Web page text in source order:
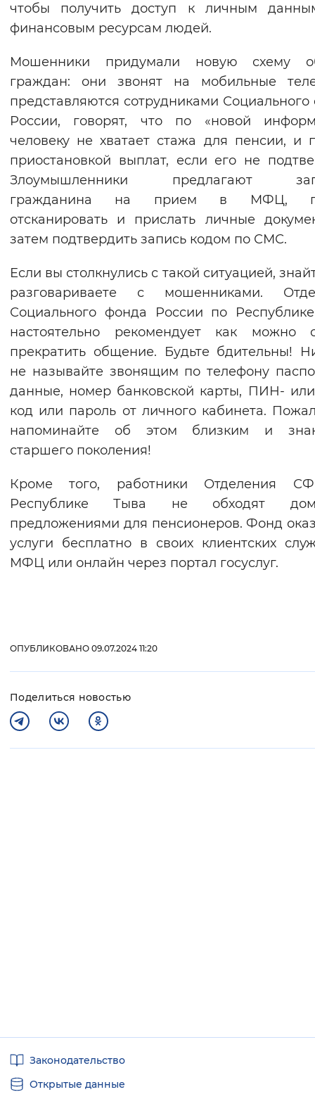
Изображения
Звуковой ассистент
Воспроизвести Остановить
Вернуть стандартные настройки
чтобы получить доступ к личным
финансовым ресурсам людей.
Мошенники придумали новую схему
граждан: они звонят на мобильные
представляются сотрудниками
России, говорят, что по «новой
человеку не хватает стажа для пенсии, и
приостановкой выплат, если его не
Злоумышленники предлагают
гражданина на прием в МФЦ,
отсканировать и прислать личные
затем подтвердить запись кодом по СМС.
Если вы столкнулись с такой ситуацией,
разговариваете с мошенниками.
Социального фонда России по
настоятельно рекомендует как можно
прекратить общение. Будьте бдительны!
не называйте звонящим по телефону
данные, номер банковской карты, ПИН-
код или пароль от личного кабинета.
напоминайте об этом близким и
старшего поколения!
Кроме того, работники Отделения
Республике Тыва не обходят
предложениями для пенсионеров. Фонд
услуги бесплатно в своих клиентских
МФЦ или онлайн через портал госуслуг.
ОПУБЛИКОВАНО 09.07.2024 11:20
Поделиться новостью
ссылкиЗаконодательство
Открытые данные